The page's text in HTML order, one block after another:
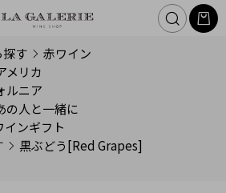
探す
赤ワイン
メリカ
ルニア
の人と一緒に
インギフト
黒ぶどう[Red Grapes]